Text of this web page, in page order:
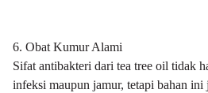
6. Obat Kumur Alami
Sifat antibakteri dari tea tree oil tidak
infeksi maupun jamur, tetapi bahan ini